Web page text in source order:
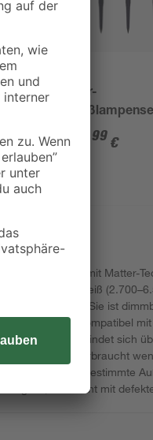
Solar-
warmweiß IP
43 cm 5 Stück
14 99 €
Kolbenform mit Matter-
bis kaltweiß
Farbtönen. Sie ist
Die Lampe ist kompatibel
Sie verbindet sich
Stunden und verbraucht
und bestimmte
ist, und nicht mit